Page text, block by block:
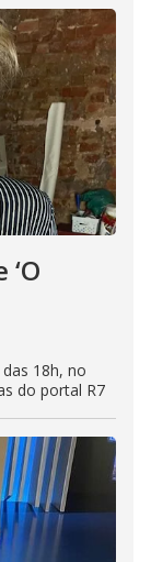
18h, no
do portal R7